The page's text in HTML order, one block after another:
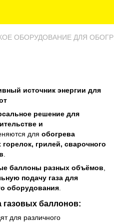
ОБОРУДОВАНИЕ ДЛЯ
источник энергии для
решение для
и
для обогрева
грилей, сварочного
баллоны разных объёмов
подачу газа для
оборудования
баллонов:
для различного